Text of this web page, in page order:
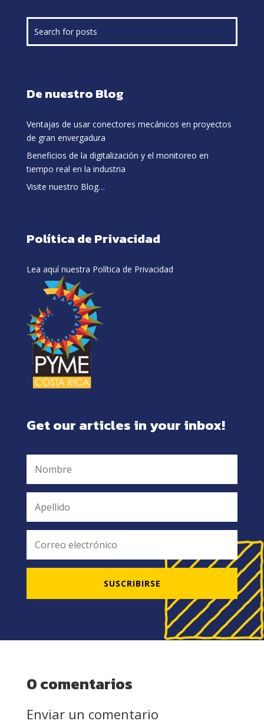
De nuestro Blog
Ventajas de usar conectores mecánicos en proyectos
de gran envergadura
Beneficios de la digitalización y el monitoreo en
tiempo real en la industria
Visite nuestro Blog…
Política de Privacidad
Lea aquí nuestra Política de Privacidad
Get our articles in your inbox!
SUSCRIBIRSE
0 comentarios
Enviar un comentario